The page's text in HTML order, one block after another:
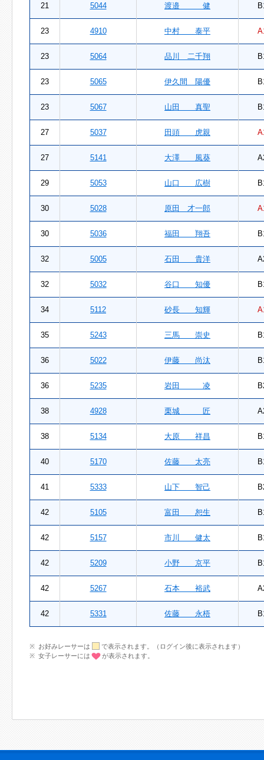
21 5044 渡邉 健
23 4910 中村 泰平
23 5064 品川 二千翔
23 5065 伊久間 陽優
23 5067 山田 真聖
27 5037 田頭 虎親
27 5141 大澤 風葵
29 5053 山口 広樹
30 5028 原田 才一郎
30 5036 福田 翔吾
32 5005 石田 貴洋
32 5032 谷口 知優
34 5112 砂長 知輝
35 5243 三馬 崇史
36 5022 伊藤 尚汰
36 5235 岩田 凌
38 4928 栗城 匠
38 5134 大原 祥昌
40 5170 佐藤 太亮
41 5333 山下 智己
42 5105 富田 恕生
42 5157 市川 健太
42 5209 小野 京平
42 5267 石本 裕武
42 5331 佐藤 永梧
お好みレーサーは
で表示されます。（ログイン後に表示されます）
女子レーサーには
が表示されます。